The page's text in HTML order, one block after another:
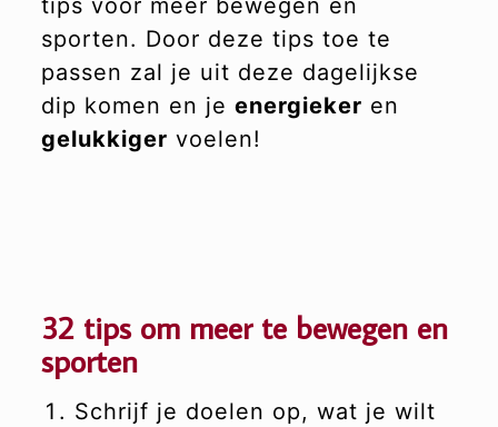
tips voor meer bewegen en
sporten. Door deze tips toe te
passen zal je uit deze dagelijkse
dip komen en je energieker en
gelukkiger voelen!
32 tips om meer te bewegen en
sporten
Schrijf je doelen op, wat je wilt